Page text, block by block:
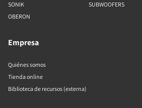
SONIK
OBERON
SUBWOOFERS
Empresa
Quiénes somos
Tienda online
Biblioteca de recursos (externa)